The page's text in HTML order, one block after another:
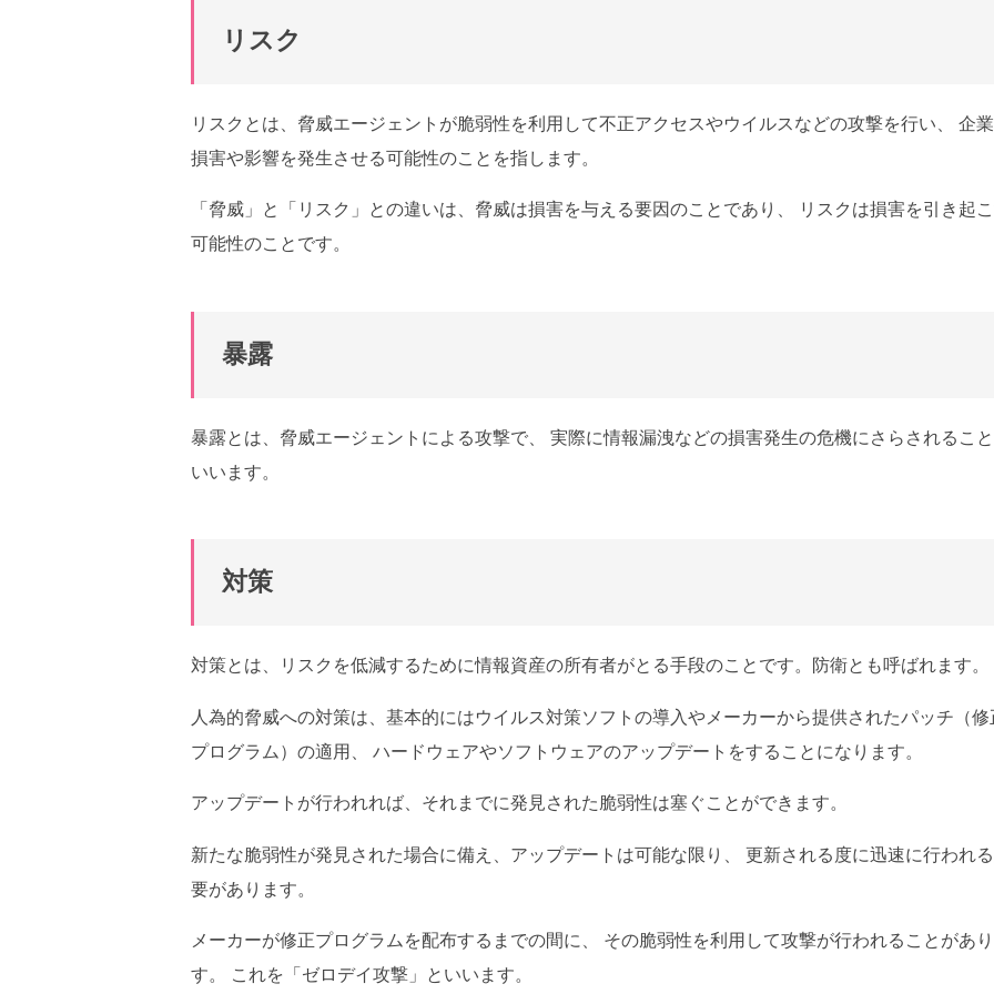
リスク
リスクとは、脅威エージェントが脆弱性を利用して不正アクセスやウイルスなどの攻撃を行い、 企
損害や影響を発生させる可能性のことを指します。
「脅威」と「リスク」との違いは、脅威は損害を与える要因のことであり、 リスクは損害を引き起
可能性のことです。
暴露
暴露とは、脅威エージェントによる攻撃で、 実際に情報漏洩などの損害発生の危機にさらされるこ
いいます。
対策
対策とは、リスクを低減するために情報資産の所有者がとる手段のことです。防衛とも呼ばれます。
人為的脅威への対策は、基本的にはウイルス対策ソフトの導入やメーカーから提供されたパッチ（修
プログラム）の適用、 ハードウェアやソフトウェアのアップデートをすることになります。
アップデートが行われれば、それまでに発見された脆弱性は塞ぐことができます。
新たな脆弱性が発見された場合に備え、アップデートは可能な限り、 更新される度に迅速に行われ
要があります。
メーカーが修正プログラムを配布するまでの間に、 その脆弱性を利用して攻撃が行われることがあり
す。 これを「ゼロデイ攻撃」といいます。